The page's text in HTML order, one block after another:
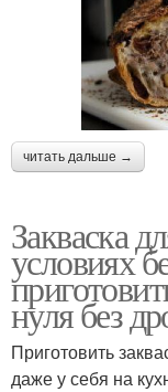
читать дальше →
Закваска
условиях
нуля без
Приготовить
даже у себя на